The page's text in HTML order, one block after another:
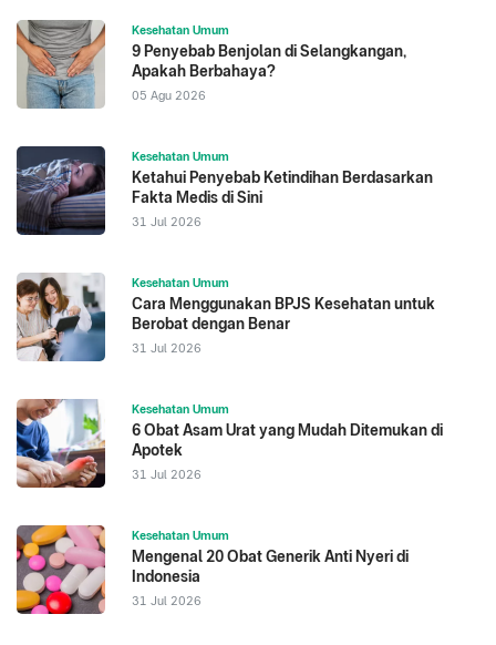
Kesehatan Umum
9 Penyebab Benjolan di Selangkangan,
Apakah Berbahaya?
05 Agu 2026
Kesehatan Umum
Ketahui Penyebab Ketindihan Berdasarkan
Fakta Medis di Sini
31 Jul 2026
Kesehatan Umum
Cara Menggunakan BPJS Kesehatan untuk
Berobat dengan Benar
31 Jul 2026
Kesehatan Umum
6 Obat Asam Urat yang Mudah Ditemukan di
Apotek
31 Jul 2026
Kesehatan Umum
Mengenal 20 Obat Generik Anti Nyeri di
Indonesia
31 Jul 2026